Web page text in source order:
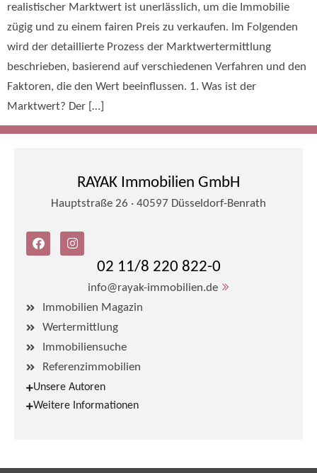
realistischer Marktwert ist unerlässlich, um die Immobilie
zügig und zu einem fairen Preis zu verkaufen. Im Folgenden
wird der detaillierte Prozess der Marktwertermittlung
beschrieben, basierend auf verschiedenen Verfahren und den
Faktoren, die den Wert beeinflussen. 1. Was ist der
Marktwert? Der […]
RAYAK Immobilien GmbH
Hauptstraße 26 · 40597 Düsseldorf-Benrath
02 11/8 220 822-0
info@rayak-immobilien.de
Immobilien Magazin
Wertermittlung
Immobiliensuche
Referenzimmobilien
Unsere Autoren
Weitere Informationen